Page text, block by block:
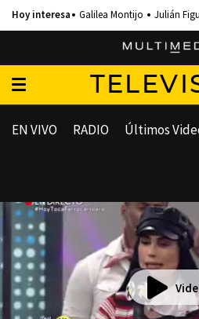
Galilea Montijo Julián
EN VIVO RADIO Últimos